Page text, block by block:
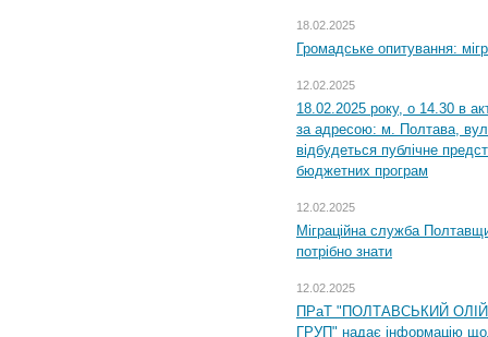
18.02.2025
Громадське опитування:
12.02.2025
18.02.2025 року, о 14.30 в
за адресою: м. Полтава,
відбудеться публічне
бюджетних програм
12.02.2025
Міграційна служба
потрібно знати
12.02.2025
ПРаТ "ПОЛТАВСЬКИЙ
ГРУП" надає інформацію